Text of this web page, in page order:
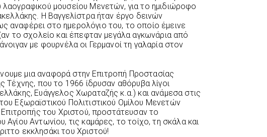
μουσείου Μενετών, για το ημιδιώροφο
Η Βαγγελίστρα ήταν έργο δεινών
αναφέρει στο ημερολόγιο του, το οποίο έμεινε
το σχολείο και έπεφταν μεγάλα αγκωνάρια από
με φουρνέλα οι Γερμανοί τη γαλαρία στον
μια αναφορά στην Επιτροπή Προστασίας
Τέχνης, που το 1966 ίδρυσαν αθόρυβα λίγοι
Ευάγγελος Χωραταζής κ.α.) και ανάμεσα στις
Εξωραϊστικού Πολιτιστικού Ομίλου Μενετών
Επιτροπής του Χριστού, προστάτευσαν το
Αγίου Αντωνίου, τις καμάρες, το τοίχο, τη σκάλα και
εκκλησάκι του Χριστού!